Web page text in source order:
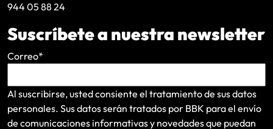
944 05 88 24
Suscríbete a nuestra newsletter
Correo*
Al suscribirse, usted consiente el tratamiento de sus datos
personales. Sus datos serán tratados por BBK para el envío
de comunicaciones informativas y novedades que puedan